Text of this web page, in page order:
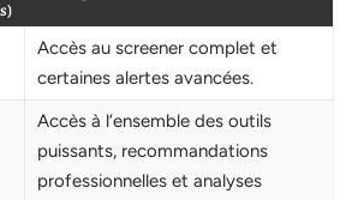
Accès au screener complet et
certaines alertes avancées.
Accès à l’ensemble des outils
puissants, recommandations
professionnelles et analyses